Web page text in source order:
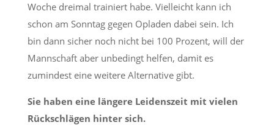
Woche dreimal trainiert habe. Vielleicht kann ich
schon am Sonntag gegen Opladen dabei sein. Ich
bin dann sicher noch nicht bei 100 Prozent, will der
Mannschaft aber unbedingt helfen, damit es
zumindest eine weitere Alternative gibt.
Sie haben eine längere Leidenszeit mit vielen
Rückschlägen hinter sich.